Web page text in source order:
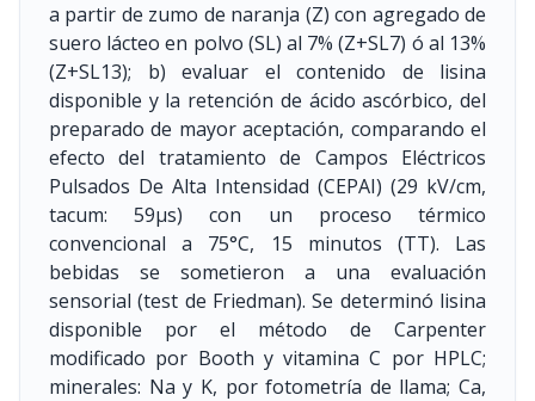
a partir de zumo de naranja (Z) con agregado de
suero lácteo en polvo (SL) al 7% (Z+SL7) ó al 13%
(Z+SL13); b) evaluar el contenido de lisina
disponible y la retención de ácido ascórbico, del
preparado de mayor aceptación, comparando el
efecto del tratamiento de Campos Eléctricos
Pulsados De Alta Intensidad (CEPAI) (29 kV/cm,
tacum: 59μs) con un proceso térmico
convencional a 75°C, 15 minutos (TT). Las
bebidas se sometieron a una evaluación
sensorial (test de Friedman). Se determinó lisina
disponible por el método de Carpenter
modificado por Booth y vitamina C por HPLC;
minerales: Na y K, por fotometría de llama; Ca,